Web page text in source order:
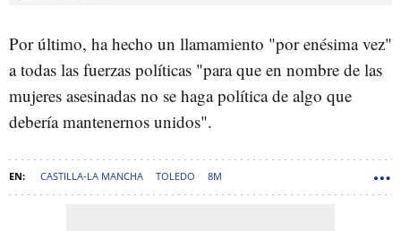
Por último, ha hecho un llamamiento "por enésima vez"
a todas las fuerzas políticas "para que en nombre de las
mujeres asesinadas no se haga política de algo que
debería mantenernos unidos".
CASTILLA-LA MANCHA TOLEDO 8M